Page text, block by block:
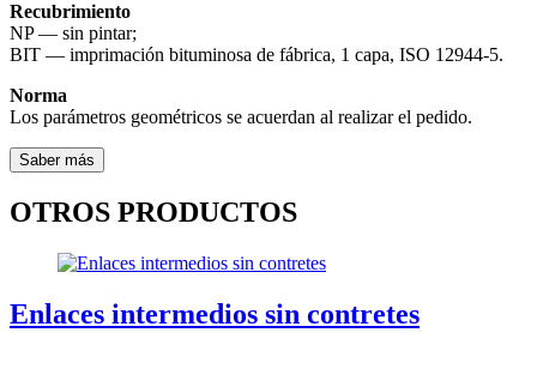
Recubrimiento
NP — sin pintar;
BIT — imprimación bituminosa de fábrica, 1 capa, ISO 12944-5.
Norma
Los parámetros geométricos se acuerdan al realizar el pedido.
Saber más
OTROS PRODUCTOS
Enlaces intermedios sin contretes